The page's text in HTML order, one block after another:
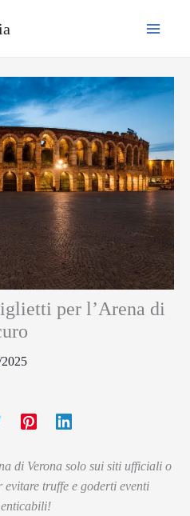
per l’Arena di
di Verona solo sui siti ufficiali o
truffe e goderti eventi